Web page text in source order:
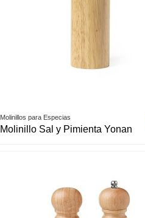
Molinillos para Especias
Molinillo Sal y Pimienta Yonan